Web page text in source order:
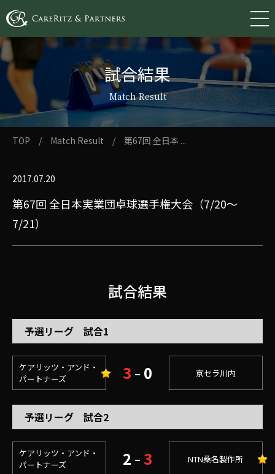
試合結果
Match Result
TOP / Match Result / 第67回 全日本 ...
2017.07.20
第67回 全日本実業団卓球選手権大会（7/20～
7/21）
試合結果
予選リーグ 試合1
ケアリッツ・アンド・
パートナーズ
3 – 0 京セラ川内
予選リーグ 試合2
ケアリッツ・アンド・
パートナーズ
2 – 3 NTN桑名製作所